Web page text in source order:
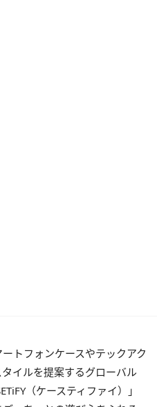
トフォンケースやテックアク
イルを提案するグローバル
（ケースティファイ）」